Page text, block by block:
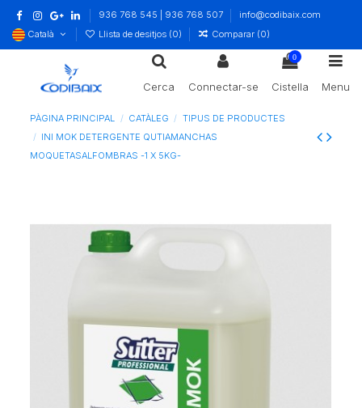
936 768 545 | 936 768 507
info@codibaix.com
Català
Llista de desitjos (0) Comparar (0)
Cerca Connectar-se
0
Cistella Menu
PÀGINA PRINCIPAL CATÀLEG
TIPUS DE PRODUCTES
INI MOK DETERGENTE QUTIAMANCHAS
MOQUETASALFOMBRAS -1 X 5KG-